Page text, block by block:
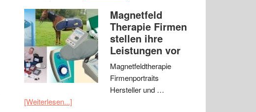
Magnetfeld
Therapie Firmen
stellen ihre
Leistungen vor
Magnetfeldtherapie
Firmenportraits
Hersteller und …
[Weiterlesen...]